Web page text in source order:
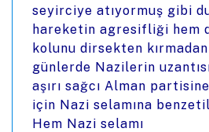
seyirciye atıyormuş gibi
hareketin agresifliği hem
kolunu dirsekten kırmadan
günlerde Nazilerin
aşırı sağcı Alman
için Nazi selamına
Hem Nazi selamı